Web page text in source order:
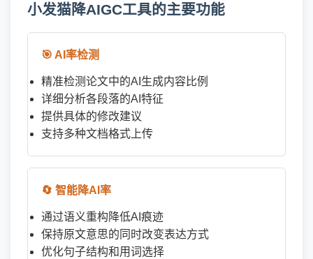
小发猫降AIGC工具的主要功能
🎯 AI率检测
精准检测论文中的AI生成内容比例
详细分析各段落的AI特征
提供具体的修改建议
支持多种文档格式上传
🔄 智能降AI率
通过语义重构降低AI痕迹
保持原文意思的同时改变表达方式
优化句子结构和用词选择